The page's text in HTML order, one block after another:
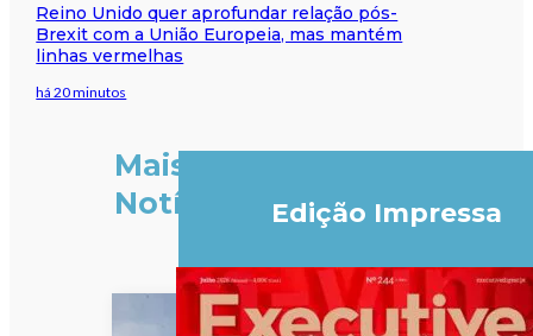
Reino Unido quer aprofundar relação pós-
Brexit com a União Europeia, mas mantém
linhas vermelhas
há 20 minutos
Mais
Notícias
Edição Impressa